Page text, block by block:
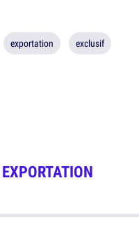
exportation exclusif
EXPORTATION